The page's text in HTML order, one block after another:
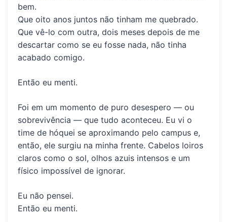
bem.
Que oito anos juntos não tinham me quebrado.
Que vê-lo com outra, dois meses depois de me
descartar como se eu fosse nada, não tinha
acabado comigo.
Então eu menti.
Foi em um momento de puro desespero — ou
sobrevivência — que tudo aconteceu. Eu vi o
time de hóquei se aproximando pelo campus e,
então, ele surgiu na minha frente. Cabelos loiros
claros como o sol, olhos azuis intensos e um
físico impossível de ignorar.
Eu não pensei.
Então eu menti.